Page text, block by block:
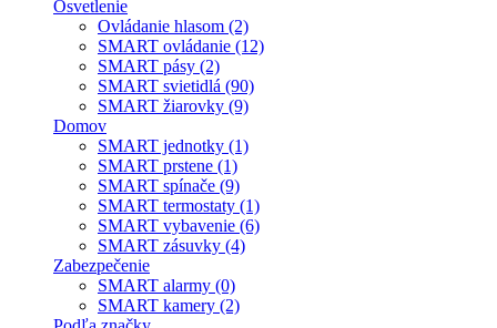
Osvetlenie
Ovládanie hlasom (2)
SMART ovládanie (12)
SMART pásy (2)
SMART svietidlá (90)
SMART žiarovky (9)
Domov
SMART jednotky (1)
SMART prstene (1)
SMART spínače (9)
SMART termostaty (1)
SMART vybavenie (6)
SMART zásuvky (4)
Zabezpečenie
SMART alarmy (0)
SMART kamery (2)